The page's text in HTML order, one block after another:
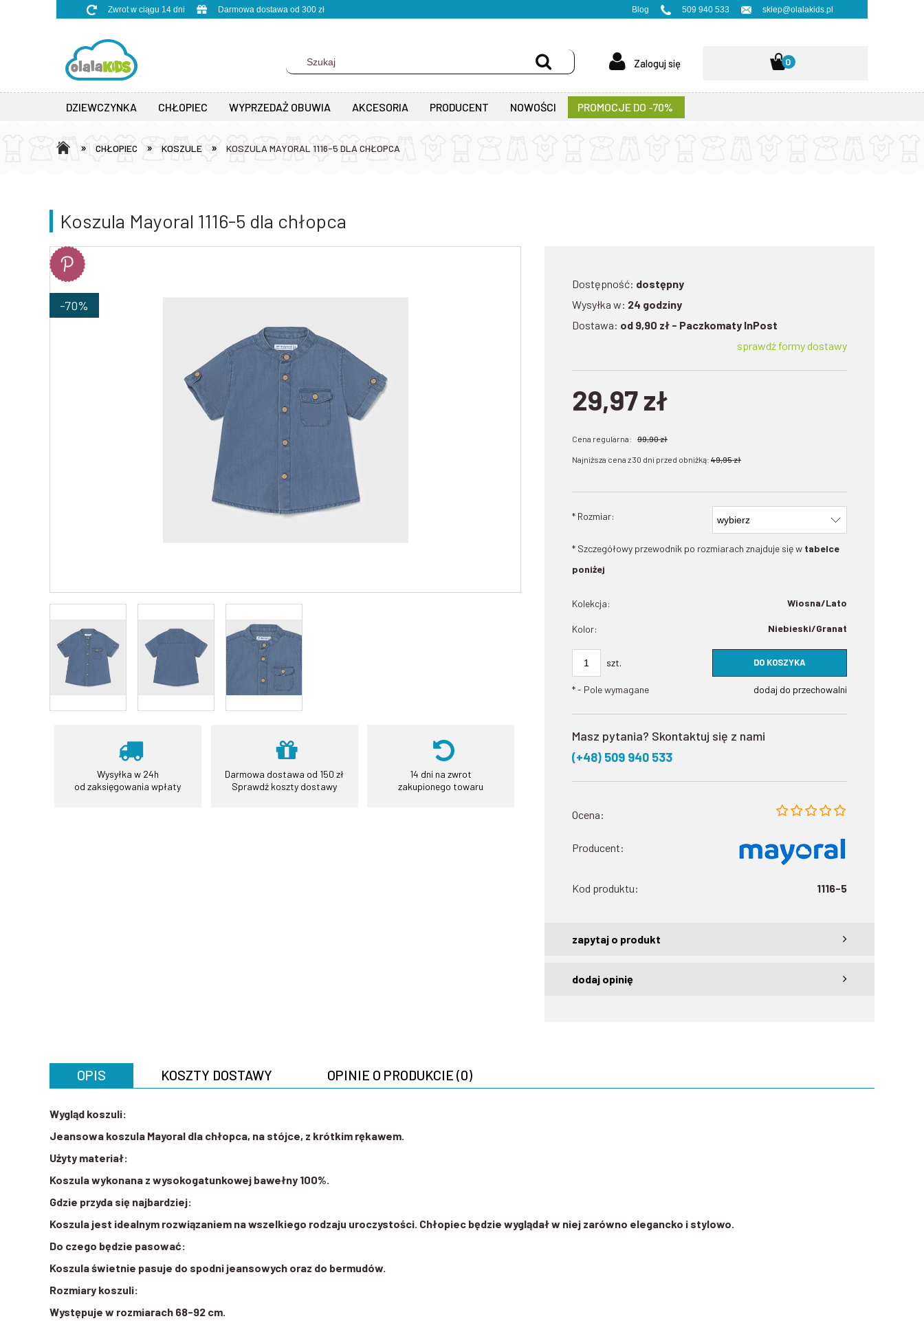
Zwrot w ciągu 14 dni Darmowa dostawa od 300 zł Blog 509 940 533 sklep@olalakids.pl
0
Zaloguj się
DZIEWCZYNKA CHŁOPIEC WYPRZEDAŻ OBUWIA AKCESORIA PRODUCENT NOWOŚCI PROMOCJE DO -70%
» CHŁOPIEC » KOSZULE » KOSZULA MAYORAL 1116-5 DLA CHŁOPCA
Koszula Mayoral 1116-5 dla chłopca
-70%
Wysyłka w 24h
od zaksięgowania wpłaty
Darmowa dostawa od 150 zł
Sprawdź koszty dostawy
14 dni na zwrot
zakupionego towaru
Dostępność: dostępny
Wysyłka w: 24 godziny
Dostawa: od 9,90 zł - Paczkomaty InPost
sprawdź formy dostawy
29,97 zł
Cena regularna: 99,90 zł
Najniższa cena z 30 dni przed obniżką: 49,95 zł
* Rozmiar:
* Szczegółowy przewodnik po rozmiarach znajduje się w tabelce
poniżej
Kolekcja: Wiosna/Lato
Kolor: Niebieski/Granat
szt. DO KOSZYKA
dodaj do przechowalni
*- Pole wymagane
Masz pytania? Skontaktuj się z nami
(+48) 509 940 533
Ocena:
Producent:
Kod produktu: 1116-5
zapytaj o produkt
dodaj opinię
OPIS KOSZTY DOSTAWY OPINIE O PRODUKCIE (0)
Wygląd koszuli:
Jeansowa koszula Mayoral dla chłopca, na stójce, z krótkim rękawem.
Użyty materiał:
Koszula wykonana z wysokogatunkowej bawełny 100%.
Gdzie przyda się najbardziej:
Koszula jest idealnym rozwiązaniem na wszelkiego rodzaju uroczystości. Chłopiec będzie wyglądał w niej zarówno elegancko i stylowo.
Do czego będzie pasować:
Koszula świetnie pasuje do spodni jeansowych oraz do bermudów.
Rozmiary koszuli:
Występuje w rozmiarach 68-92 cm.